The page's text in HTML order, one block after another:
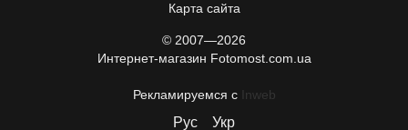
Карта сайта
© 2007—2026
Интернет-магазин Fotomost.com.ua
Рекламируемся с Inweb
Рус Укр